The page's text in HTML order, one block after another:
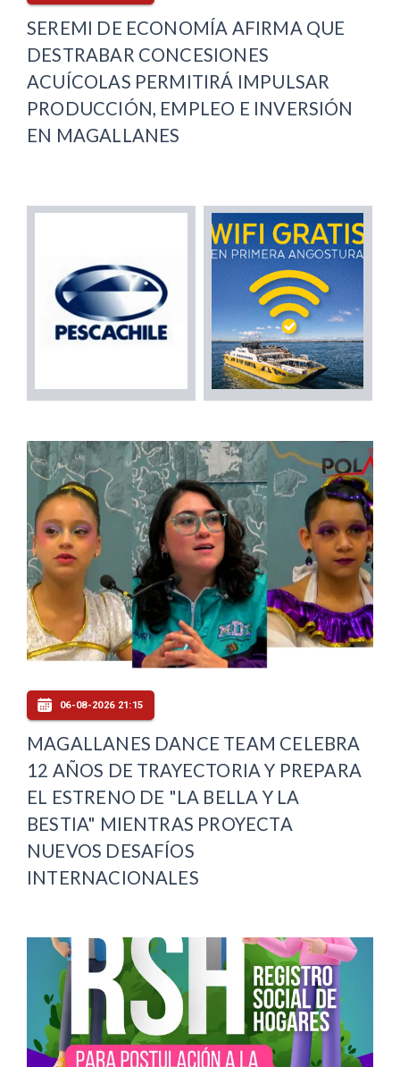
SEREMI DE ECONOMÍA AFIRMA QUE
DESTRABAR CONCESIONES
ACUÍCOLAS PERMITIRÁ IMPULSAR
PRODUCCIÓN, EMPLEO E INVERSIÓN
EN MAGALLANES
06-08-2026 21:15
MAGALLANES DANCE TEAM CELEBRA
12 AÑOS DE TRAYECTORIA Y PREPARA
EL ESTRENO DE "LA BELLA Y LA
BESTIA" MIENTRAS PROYECTA
NUEVOS DESAFÍOS
INTERNACIONALES